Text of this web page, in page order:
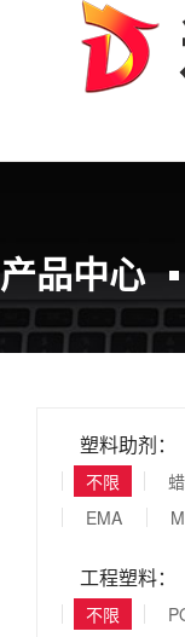
产品中心
塑料助剂：
不限
EMA
工程塑料：
不限